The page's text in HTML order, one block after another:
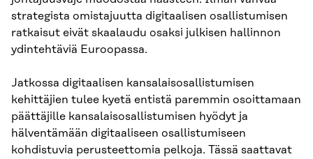
strategista omistajuutta digitaalisen osallistumisen
ratkaisut eivät skaalaudu osaksi julkisen hallinnon
ydintehtäviä Euroopassa.
Jatkossa digitaalisen kansalaisosallistumisen
kehittäjien tulee kyetä entistä paremmin osoittamaan
päättäjille kansalaisosallistumisen hyödyt ja
hälventämään digitaaliseen osallistumiseen
kohdistuvia perusteettomia pelkoja. Tässä saattavat